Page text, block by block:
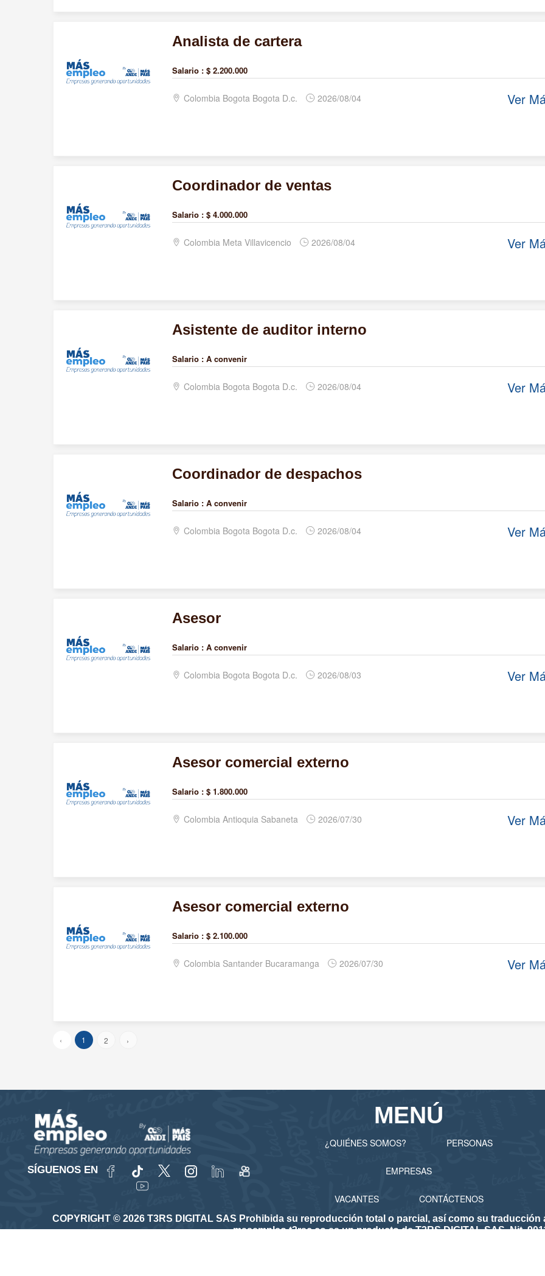
Analista de cartera
Salario : $ 2.200.000
Colombia Bogota Bogota D.c. 2026/08/04 Ver
Coordinador de ventas
Salario : $ 4.000.000
Colombia Meta Villavicencio 2026/08/04 Ver
Asistente de auditor interno
Salario : A convenir
Colombia Bogota Bogota D.c. 2026/08/04 Ver
Coordinador de despachos
Salario : A convenir
Colombia Bogota Bogota D.c. 2026/08/04 Ver
Asesor
Salario : A convenir
Colombia Bogota Bogota D.c. 2026/08/03 Ver
Asesor comercial externo
Salario : $ 1.800.000
Colombia Antioquia Sabaneta 2026/07/30 Ver
Asesor comercial externo
Salario : $ 2.100.000
Colombia Santander Bucaramanga 2026/07/30 Ver
‹ 1 2 ›
SÍGUENOS EN
MENÚ
¿QUIÉNES SOMOS? PERSONAS
EMPRESAS
VACANTES CONTÁCTENOS
COPYRIGHT © 2026 T3RS DIGITAL SAS Prohibida su reproducción total o parcial, así como su
masempleo.t3rsc.co es un producto de T3RS DIGITAL SAS. Nit.